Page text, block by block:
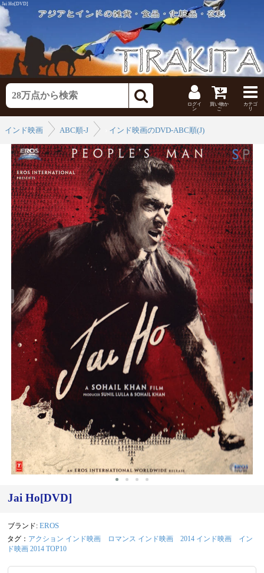
Jai Ho[DVD]
ログイ
ン
買い物か
ご
カテゴ
リ
インド映画
ABC順-J インド映画のDVD-ABC順(J)
Jai Ho[DVD]
ブランド: EROS
タグ： アクション インド映画 ロマンス インド映画 2014 インド映画
イン
ド映画 2014 TOP10